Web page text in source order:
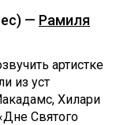
— Рамиля
артистке
из уст
Хилари
Святого